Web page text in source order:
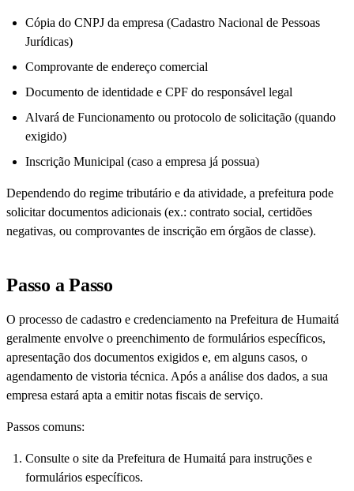
Cópia do CNPJ da empresa (Cadastro Nacional de Pessoas
Jurídicas)
Comprovante de endereço comercial
Documento de identidade e CPF do responsável legal
Alvará de Funcionamento ou protocolo de solicitação (quando
exigido)
Inscrição Municipal (caso a empresa já possua)
Dependendo do regime tributário e da atividade, a prefeitura pode
solicitar documentos adicionais (ex.: contrato social, certidões
negativas, ou comprovantes de inscrição em órgãos de classe).
Passo a Passo
O processo de cadastro e credenciamento na Prefeitura de Humaitá
geralmente envolve o preenchimento de formulários específicos,
apresentação dos documentos exigidos e, em alguns casos, o
agendamento de vistoria técnica. Após a análise dos dados, a sua
empresa estará apta a emitir notas fiscais de serviço.
Passos comuns:
Consulte o site da Prefeitura de Humaitá para instruções e
formulários específicos.